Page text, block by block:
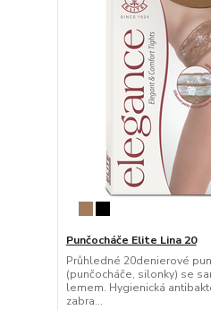
Punčocháče Elite Lina 20
Průhledné 20denierové
(punčocháče, silonky) se
lemem. Hygienická
zabra...